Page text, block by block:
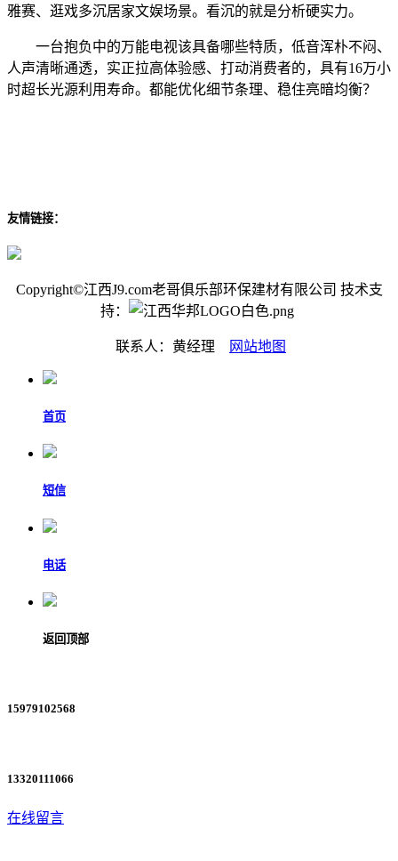
雅赛、逛戏多沉居家文娱场景。看沉的就是分析硬实力。
一台抱负中的万能电视该具备哪些特质，低音浑朴不闷、
人声清晰通透，实正拉高体验感、打动消费者的，具有16万小
时超长光源利用寿命。都能优化细节条理、稳住亮暗均衡？
友情链接：
Copyright©江西J9.com老哥俱乐部环保建材有限公司 技术支
持：
联系人：黄经理 网站地图
首页
短信
电话
返回顶部
15979102568
13320111066
在线留言